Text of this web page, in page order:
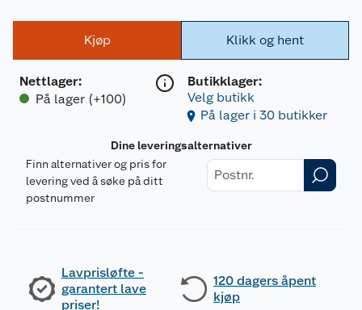
Kjøp
Nettlager:
På lager (+100)
Klikk og hent
Butikklager:
Velg butikk
På lager i 30 butikker
Dine leveringsalternativer
Finn alternativer og pris for
levering ved å søke på ditt
postnummer
Lavprisløfte -
garantert lave
priser!
120 dagers åpent
kjøp